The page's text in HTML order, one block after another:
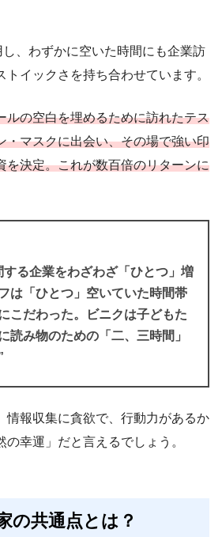
、わずかに空いた時間にも企業訪
トイックさを持ち合わせています。
ルの空白を埋めるために訪れたテス
・マスクに出会い、その場で強い印
を決定。これが数百倍のリターンに
する企業をわざわざ「ひとつ」増
は「ひとつ」空いていた時間帯
こだわった。ビニクは子どもた
読み物のための「二、三時間」
情報収集に貪欲で、行動力があるか
の幸運」だと言えるでしょう。
の共通点とは？